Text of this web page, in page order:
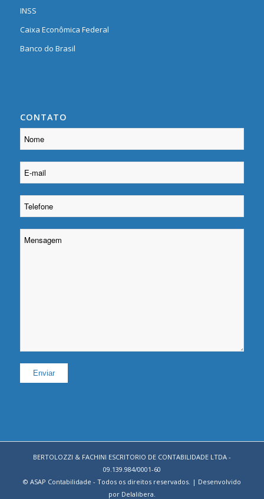
INSS
Caixa Econômica Federal
Banco do Brasil
CONTATO
Please leave this field empty.
BERTOLOZZI & FACHINI ESCRITORIO DE CONTABILIDADE LTDA -
09.139.984/0001-60
© ASAP Contabilidade - Todos os direitos reservados. | Desenvolvido
por Delalibera.